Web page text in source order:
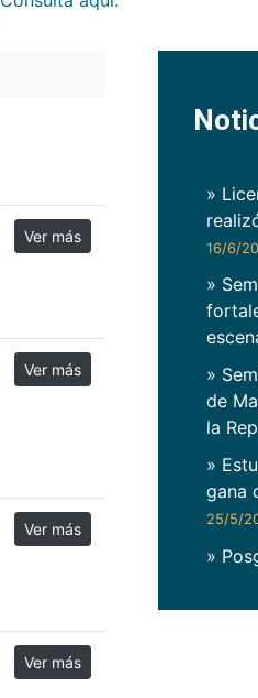
Ver más
Ver más
Ver más
Ver más
»
16/6/
»
»
de
la
»
gana
25/5/
»